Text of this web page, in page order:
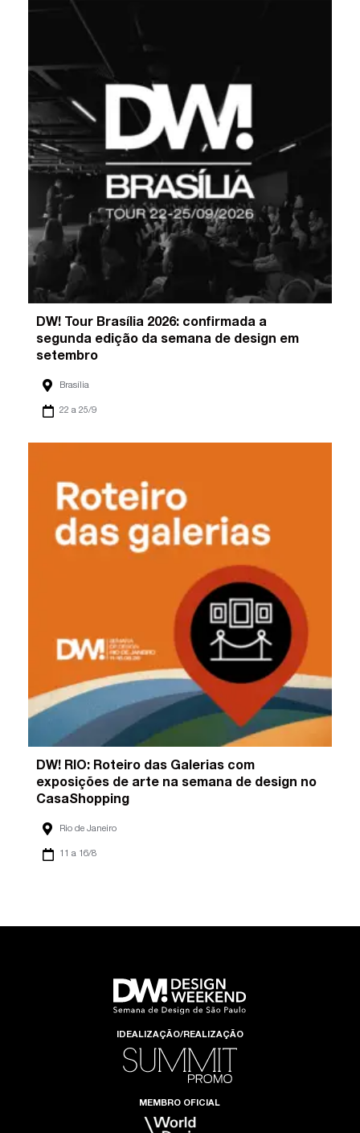
DW! Tour Brasília 2026: confirmada a
segunda edição da semana de design em
setembro
Brasília
22 a 25/9
DW! RIO: Roteiro das Galerias com
exposições de arte na semana de design no
CasaShopping
Rio de Janeiro
11 a 16/8
IDEALIZAÇÃO/REALIZAÇÃO
MEMBRO OFICIAL